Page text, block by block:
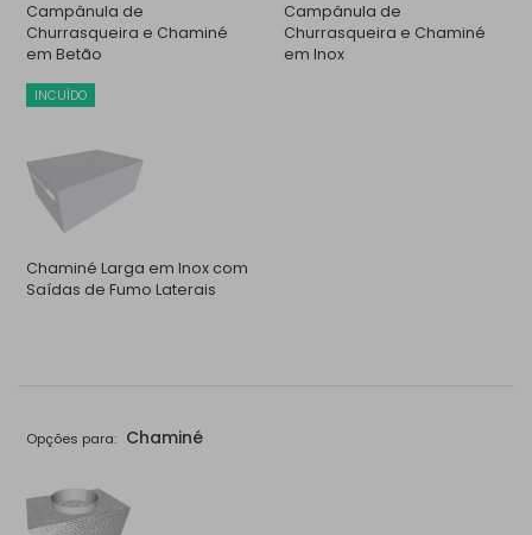
Campânula de
Churrasqueira e Chaminé
em Betão
INCUÍDO
Campânula de
Churrasqueira e Chaminé
em Inox
Chaminé Larga em Inox com
Saídas de Fumo Laterais
Opções para: Chaminé